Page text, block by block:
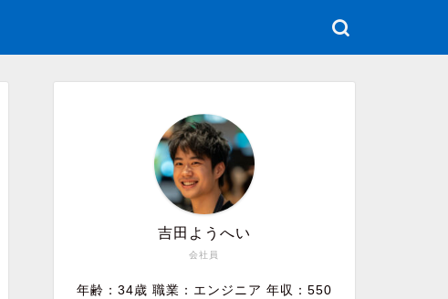
会社員
吉田ようへい
年齢：34歳 職業：エンジニア 年収：550